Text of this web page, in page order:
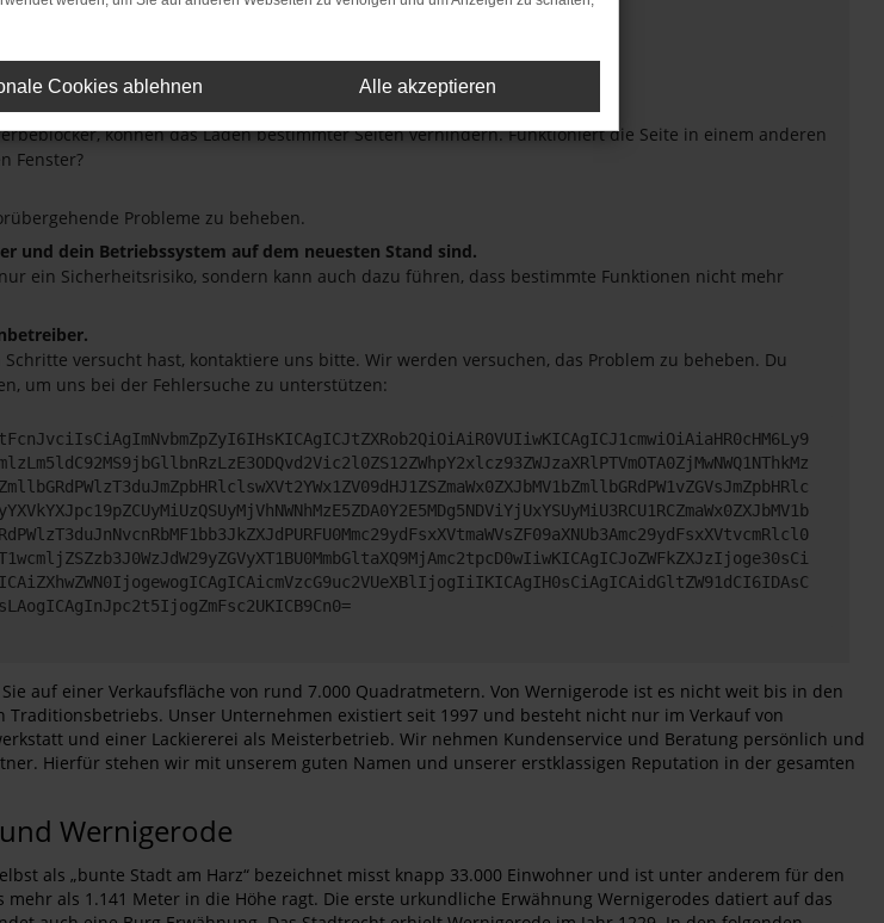
können:
deine Suchmaschine?
können das Laden bestimmter Seiten verhindern. Funktioniert die Seite in einem anderen
Fenster?
Probleme zu beheben.
und dein Betriebssystem auf dem neuesten Stand sind.
ein Sicherheitsrisiko, sondern kann auch dazu führen, dass bestimmte Funktionen nicht mehr
versucht hast, kontaktiere uns bitte. Wir werden versuchen, das Problem zu beheben. Du
um uns bei der Fehlersuche zu unterstützen:
auf einer Verkaufsfläche von rund 7.000 Quadratmetern. Von Wernigerode ist es nicht weit bis in den
Unser Unternehmen existiert seit 1997 und besteht nicht nur im Verkauf von
und einer Lackiererei als Meisterbetrieb. Wir nehmen Kundenservice und Beratung persönlich und
Hierfür stehen wir mit unserem guten Namen und unserer erstklassigen Reputation in der gesamten
Wernigerode
als „bunte Stadt am Harz“ bezeichnet misst knapp 33.000 Einwohner und ist unter anderem für den
als 1.141 Meter in die Höhe ragt. Die erste urkundliche Erwähnung Wernigerodes datiert auf das
Cookies ablehnen Alle akzeptieren